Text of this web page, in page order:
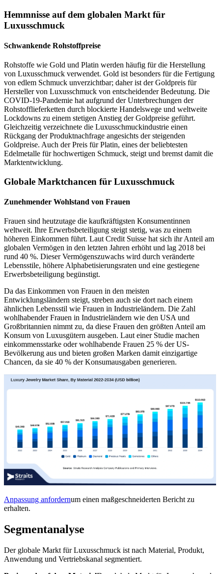
Hemmnisse auf dem globalen Markt für
Luxusschmuck
Schwankende Rohstoffpreise
Rohstoffe wie Gold und Platin werden häufig für die Herstellung
von Luxusschmuck verwendet. Gold ist besonders für die Fertigung
von edlem Schmuck unverzichtbar; daher ist der Goldpreis für
Hersteller von Luxusschmuck von entscheidender Bedeutung. Die
COVID-19-Pandemie hat aufgrund der Unterbrechungen der
Rohstofflieferketten durch blockierte Handelswege und weltweite
Lockdowns zu einem stetigen Anstieg der Goldpreise geführt.
Gleichzeitig verzeichnete die Luxusschmuckindustrie einen
Rückgang der Produktnachfrage angesichts der steigenden
Goldpreise. Auch der Preis für Platin, eines der beliebtesten
Edelmetalle für hochwertigen Schmuck, steigt und bremst damit die
Marktentwicklung.
Globale Marktchancen für Luxusschmuck
Zunehmender Wohlstand von Frauen
Frauen sind heutzutage die kaufkräftigsten Konsumentinnen
weltweit. Ihre Erwerbsbeteiligung steigt stetig, was zu einem
höheren Einkommen führt. Laut Credit Suisse hat sich ihr Anteil am
globalen Vermögen in den letzten Jahren erhöht und lag 2018 bei
rund 40 %. Dieser Vermögenszuwachs wird durch veränderte
Lebensstile, höhere Alphabetisierungsraten und eine gestiegene
Erwerbsbeteiligung begünstigt.
Da das Einkommen von Frauen in den meisten
Entwicklungsländern steigt, streben auch sie dort nach einem
ähnlichen Lebensstil wie Frauen in Industrieländern. Die Zahl
wohlhabender Frauen in Industrieländern wie den USA und
Großbritannien nimmt zu, da diese Frauen den größten Anteil am
Konsum von Luxusgütern ausgeben. Laut einer Studie machen
einkommensstarke oder wohlhabende Frauen 25 % der US-
Bevölkerung aus und bieten großen Marken damit einzigartige
Chancen, da sie 40 % der Konsumausgaben generieren.
Anpassung anfordernum einen maßgeschneiderten Bericht zu
erhalten.
Segmentanalyse
Der globale Markt für Luxusschmuck ist nach Material, Produkt,
Anwendung und Vertriebskanal segmentiert.